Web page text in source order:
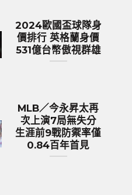
2024歐國盃球隊身
價排行 英格蘭身價
531億台幣傲視群雄
MLB／今永昇太再
次上演7局無失分
生涯前9戰防禦率僅
0.84百年首見